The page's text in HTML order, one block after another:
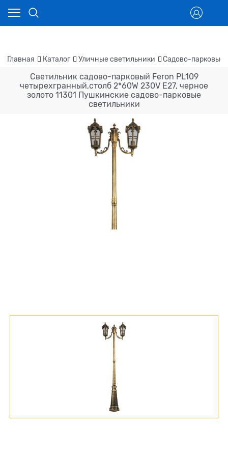
Главная Каталог Уличные светильники Садово-парковые
Светильник садово-парковый Feron PL109
четырехгранный,столб 2*60W 230V E27, черное
золото 11301 Пушкинские садово-парковые
светильники